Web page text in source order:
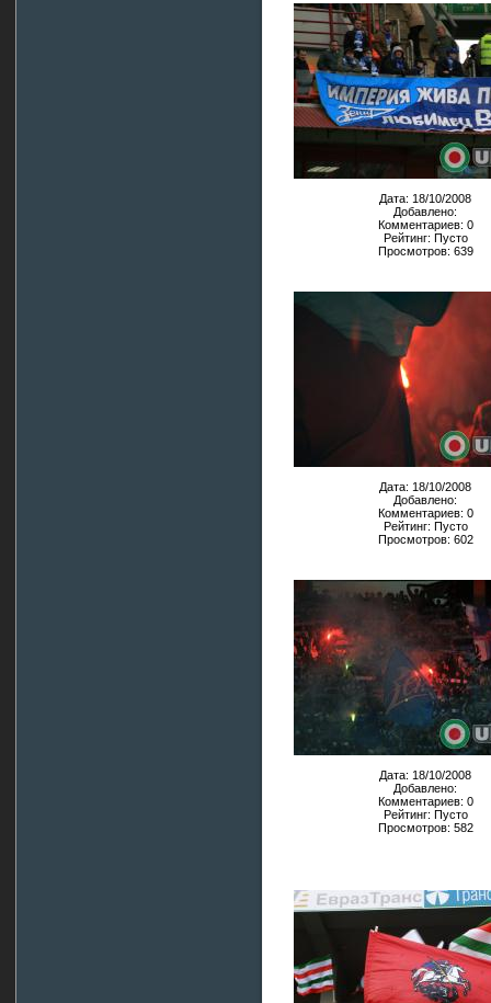
Дата: 18/10/2008
Добавлено:
Комментариев: 0
Рейтинг: Пусто
Просмотров: 639
Дата: 18/10/2008
Добавлено:
Комментариев: 0
Рейтинг: Пусто
Просмотров: 602
Дата: 18/10/2008
Добавлено:
Комментариев: 0
Рейтинг: Пусто
Просмотров: 582